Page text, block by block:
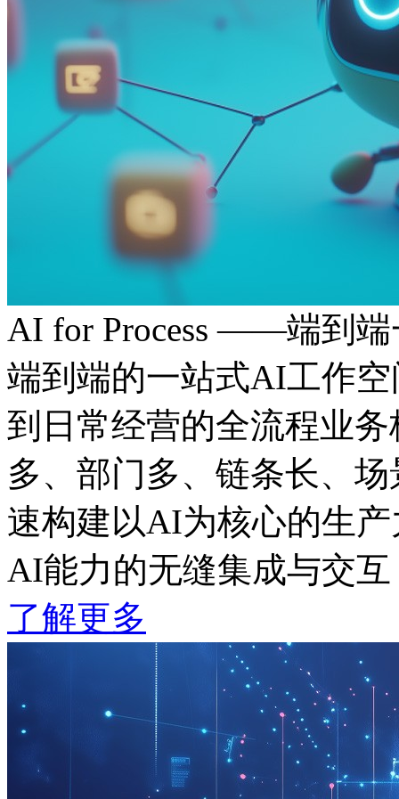
AI for Process ——端到
端到端的一站式AI工作
到日常经营的全流程业务
多、部门多、链条长
速构建以AI为核心的生产
AI能力的无缝集成与交互
了解更多